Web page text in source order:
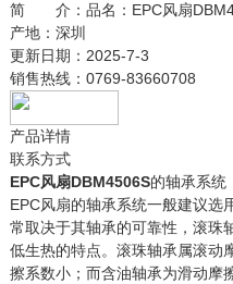
简 介： 品名：EPC风扇
产地：深圳
更新日期： 2025-7-3
销售热线： 0769-83660708
产品详情
联系方式
EPC风扇DBM4506S的轴承系统
EPC风扇的轴承系统一般建议选
常取决于其轴承的可靠性，滚珠
低生热的特点。滚珠轴承属滚动
擦系数小；而含油轴承为滑动摩